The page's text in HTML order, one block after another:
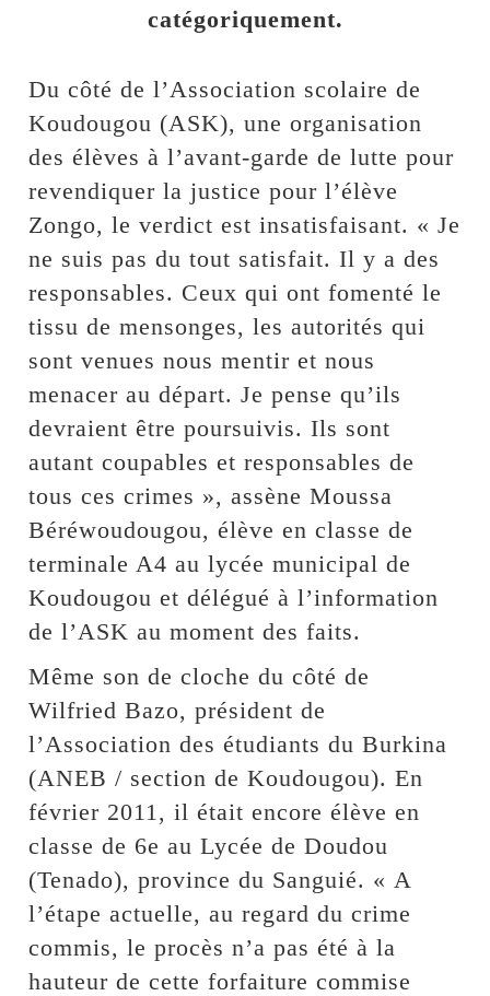
catégoriquement.
Du côté de l’Association scolaire de
Koudougou (ASK), une organisation
des élèves à l’avant-garde de lutte pour
revendiquer la justice pour l’élève
Zongo, le verdict est insatisfaisant. « Je
ne suis pas du tout satisfait. Il y a des
responsables. Ceux qui ont fomenté le
tissu de mensonges, les autorités qui
sont venues nous mentir et nous
menacer au départ. Je pense qu’ils
devraient être poursuivis. Ils sont
autant coupables et responsables de
tous ces crimes », assène Moussa
Béréwoudougou, élève en classe de
terminale A4 au lycée municipal de
Koudougou et délégué à l’information
de l’ASK au moment des faits.
Même son de cloche du côté de
Wilfried Bazo, président de
l’Association des étudiants du Burkina
(ANEB / section de Koudougou). En
février 2011, il était encore élève en
classe de 6e au Lycée de Doudou
(Tenado), province du Sanguié. « A
l’étape actuelle, au regard du crime
commis, le procès n’a pas été à la
hauteur de cette forfaiture commise